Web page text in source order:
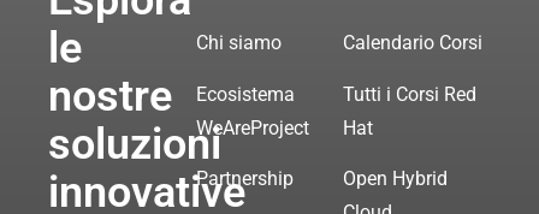
le
nostre
soluzioni
innovative
Chi siamo
Ecosistema
WeAreProject
Partnership
Calendario Corsi
Tutti i Corsi Red
Hat
Open Hybrid